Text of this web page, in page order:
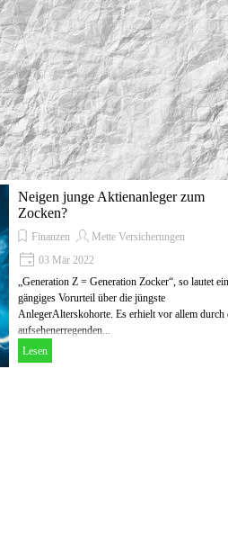
Menü überspringen
Neigen junge Aktienanleger zum
Zocken?
Finanzen
Mette Versicherungen
03 Mär 2022
„Generation Z = Generation Zocker“, so lautet ein
gängiges Vorurteil über die jüngste
AnlegerAlterskohorte. Es erhielt vor allem durch
aufsehenerregenden...
Lesen